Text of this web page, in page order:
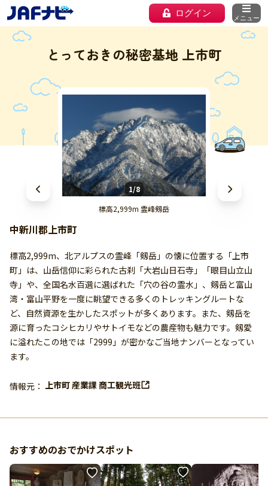
ログイン メニュー
とっておきの秘密基地 上市町
1/8
標高2,999m 霊峰剱岳
中新川郡上市町
標高2,999m、北アルプスの霊峰「剱岳」の懐に位置する「上市
町」は、山岳信仰に彩られた古刹「大岩山日石寺」「眼目山立山
寺」や、全国名水百選に選ばれた「穴の谷の霊水」、剱岳と富山
湾・富山平野を一度に眺望できる多くのトレッキングルートな
ど、自然資源を生かしたスポットが多くあります。また、剱岳を
源に育ったコシヒカリやサトイモなどの農産物も魅力です。剱愛
に溢れたこの地では「2999」が密かなご当地ナンバーとなってい
ます。
情報元： 上市町 産業課 商工観光班
おすすめのおでかけスポット